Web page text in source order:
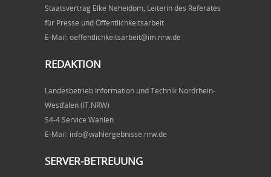
Staatsvertrag Elke Neheidom, Leiterin des Referates
für Presse und Öffentlichkeitsarbeit
E-Mail: oeffentlichkeitsarbeit@im.nrw.de
REDAKTION
Landesbetrieb Information und Technik Nordrhein-
Westfalen (IT.NRW)
S4-4 Service Wahlen
E-Mail: info@wahlergebnisse.nrw.de
SERVER-BETREUUNG